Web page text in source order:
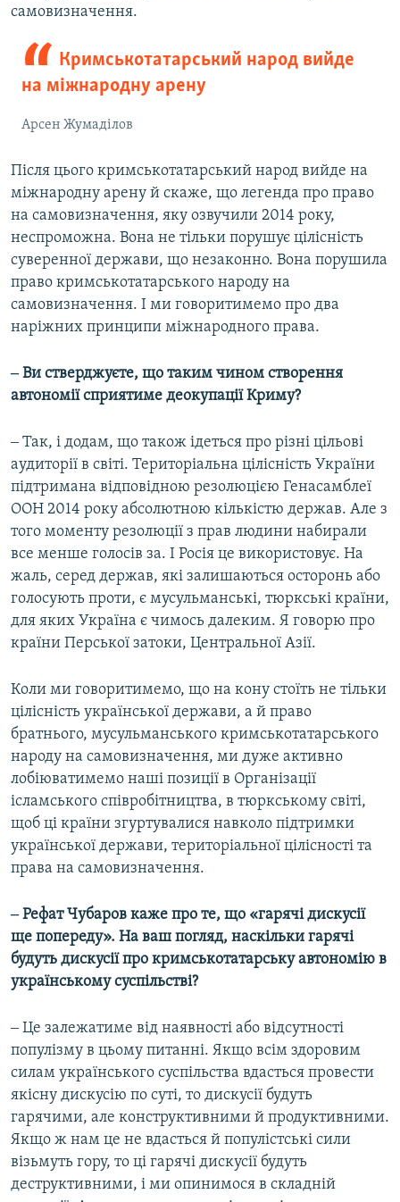
самовизначення.
Кримськотатарський народ вийде
на міжнародну арену
Арсен Жумаділов
Після цього кримськотатарський народ вийде на
міжнародну арену й скаже, що легенда про право
на самовизначення, яку озвучили 2014 року,
неспроможна. Вона не тільки порушує цілісність
суверенної держави, що незаконно. Вона порушила
право кримськотатарського народу на
самовизначення. І ми говоритимемо про два
наріжних принципи міжнародного права.
‒ Ви стверджуєте, що таким чином створення
автономії сприятиме деокупації Криму?
‒ Так, і додам, що також ідеться про різні цільові
аудиторії в світі. Територіальна цілісність України
підтримана відповідною резолюцією Генасамблеї
ООН 2014 року абсолютною кількістю держав. Але з
того моменту резолюції з прав людини набирали
все менше голосів за. І Росія це використовує. На
жаль, серед держав, які залишаються осторонь або
голосують проти, є мусульманські, тюркські країни,
для яких Україна є чимось далеким. Я говорю про
країни Перської затоки, Центральної Азії.
Коли ми говоритимемо, що на кону стоїть не тільки
цілісність української держави, а й право
братнього, мусульманського кримськотатарського
народу на самовизначення, ми дуже активно
лобіюватимемо наші позиції в Організації
ісламського співробітництва, в тюркському світі,
щоб ці країни згуртувалися навколо підтримки
української держави, територіальної цілісності та
права на самовизначення.
‒ Рефат Чубаров каже про те, що «гарячі дискусії
ще попереду». На ваш погляд, наскільки гарячі
будуть дискусії про кримськотатарську автономію в
українському суспільстві?
‒ Це залежатиме від наявності або відсутності
популізму в цьому питанні. Якщо всім здоровим
силам українського суспільства вдасться провести
якісну дискусію по суті, то дискусії будуть
гарячими, але конструктивними й продуктивними.
Якщо ж нам це не вдасться й популістські сили
візьмуть гору, то ці гарячі дискусії будуть
деструктивними, і ми опинимося в складній